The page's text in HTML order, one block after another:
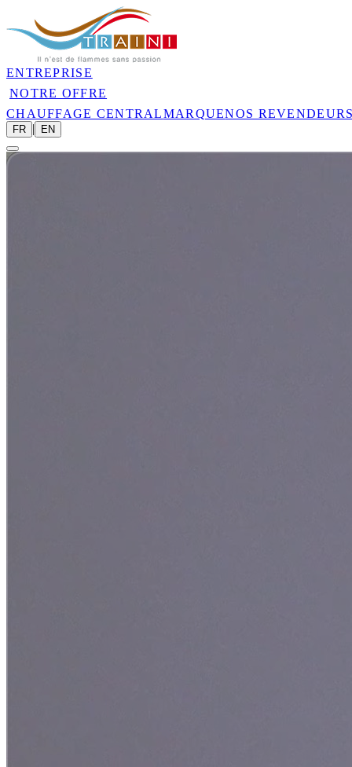
ENTREPRISE
NOTRE OFFRE
CHAUFFAGE CENTRALMARQUENOS
FR | EN